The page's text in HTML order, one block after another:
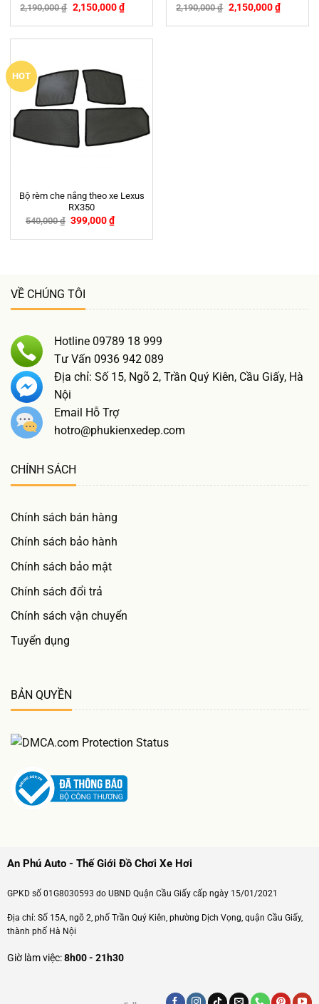
2,190,000₫ 2,150,000₫
2,190,000₫ 2,150,000₫
HOT
Bộ rèm che nắng theo xe Lexus
RX350
540,000₫ 399,000₫
VỀ CHÚNG TÔI
Hotline 09789 18 999
Tư Vấn 0936 942 089
Địa chỉ: Số 15, Ngõ 2, Trần Quý Kiên, Cầu Giấy, Hà
Nội
Email Hỗ Trợ
hotro@phukienxedep.com
CHÍNH SÁCH
Chính sách bán hàng
Chính sách bảo hành
Chính sách bảo mật
Chính sách đổi trả
Chính sách vận chuyển
Tuyển dụng
BẢN QUYỀN
An Phú Auto - Thế Giới Đồ Chơi Xe Hơi
GPKD số 01G8030593 do UBND Quận Cầu Giấy cấp ngày 15/01/2021
Địa chỉ: Số 15A, ngõ 2, phố Trần Quý Kiên, phường Dịch Vọng, quận Cầu Giấy,
thành phố Hà Nội
Giờ làm việc:8h00 - 21h30